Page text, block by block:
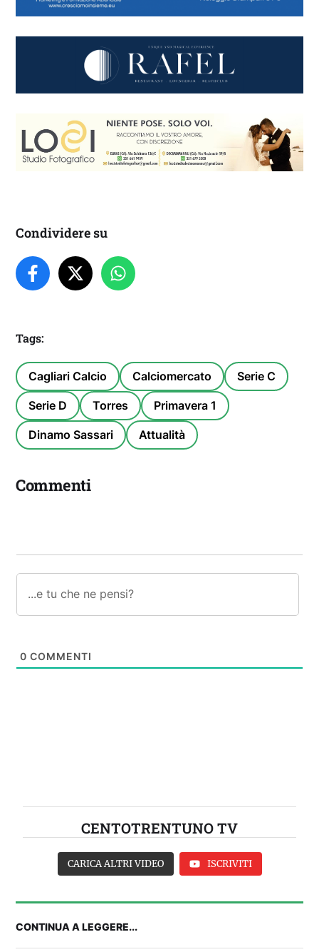
Condividere su
Tags:
Cagliari Calcio Calciomercato Serie C
Serie D Torres Primavera 1
Dinamo Sassari Attualità
Commenti
0 COMMENTI
CENTOTRENTUNO TV
CARICA ALTRI VIDEO ISCRIVITI
CONTINUA A LEGGERE...